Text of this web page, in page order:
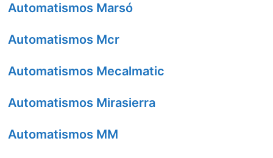
Automatismos Marsó
Automatismos Mcr
Automatismos Mecalmatic
Automatismos Mirasierra
Automatismos MM